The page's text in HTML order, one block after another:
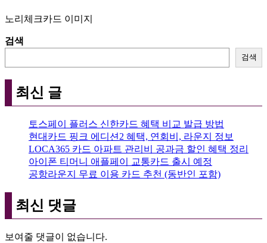
노리체크카드 이미지
검색
검색
최신 글
토스페이 플러스 신한카드 혜택 비교 발급 방법
현대카드 핑크 에디션2 혜택, 연회비, 라운지 정보
LOCA365 카드 아파트 관리비 공과금 할인 혜택 정리
아이폰 티머니 애플페이 교통카드 출시 예정
공항라운지 무료 이용 카드 추천 (동반인 포함)
최신 댓글
보여줄 댓글이 없습니다.